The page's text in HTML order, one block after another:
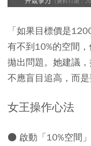
「如果目標價是
有不到10%的空間，
拋出問題。她建議
不應盲目追高，而是
女王操作心法
● 啟動「10%空間」